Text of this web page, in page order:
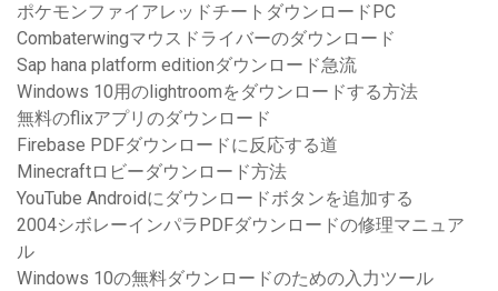
ポケモンファイアレッドチートダウンロードPC
Combaterwingマウスドライバーのダウンロード
Sap hana platform editionダウンロード急流
Windows 10用のlightroomをダウンロードする方法
無料のflixアプリのダウンロード
Firebase PDFダウンロードに反応する道
Minecraftロビーダウンロード方法
YouTube Androidにダウンロードボタンを追加する
2004シボレーインパラPDFダウンロードの修理マニュア
ル
Windows 10の無料ダウンロードのための入力ツール